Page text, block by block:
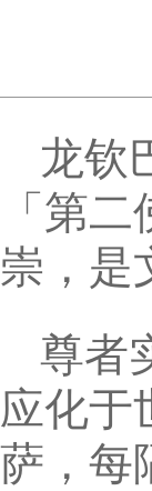
龙钦
「第
崇，是
尊者
应化于
萨，每